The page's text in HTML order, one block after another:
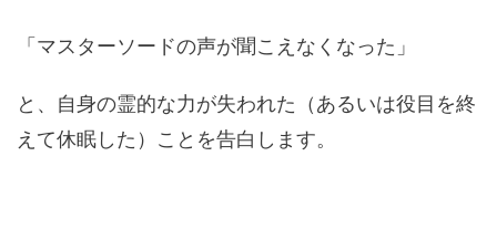
「マスターソードの声が聞こえなくなった」
と、自身の霊的な力が失われた（あるいは役目を終
えて休眠した）ことを告白します。